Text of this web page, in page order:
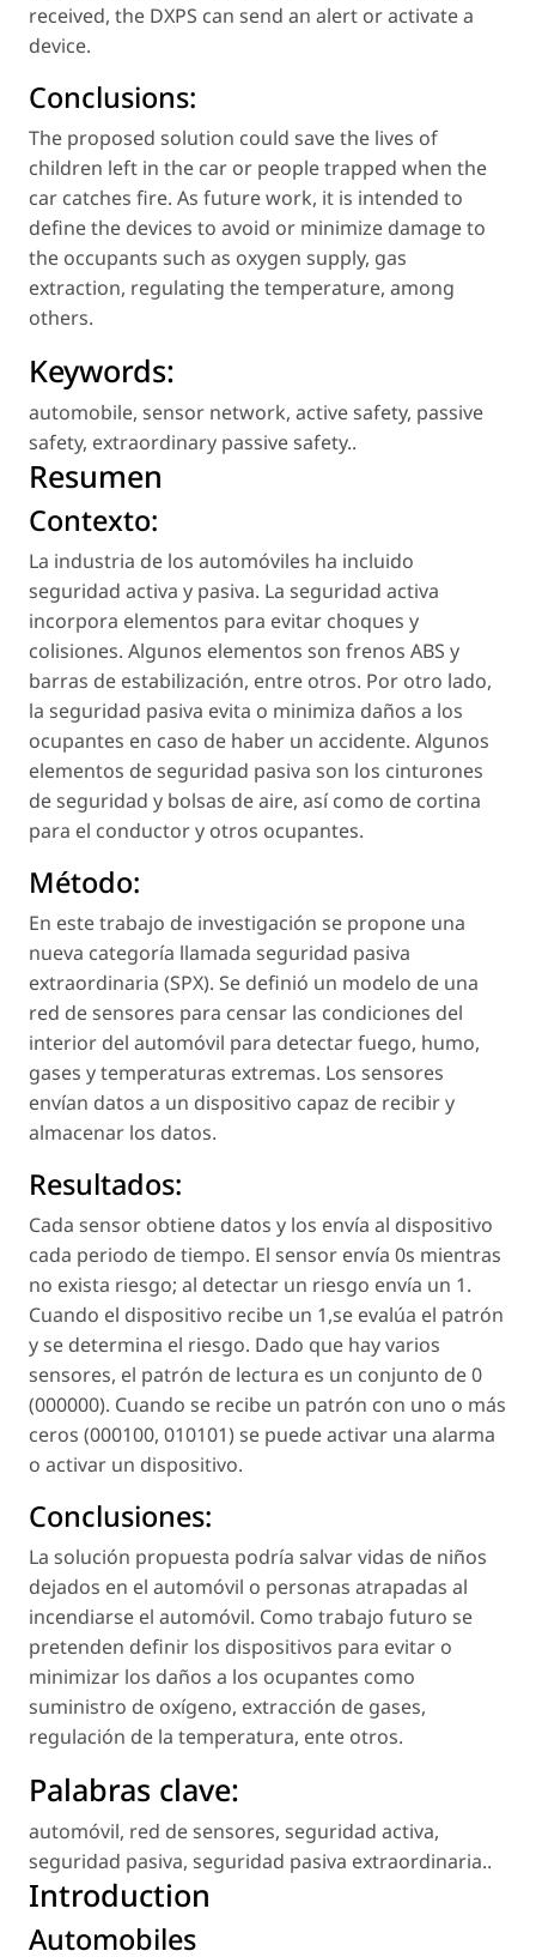
received, the DXPS can send an alert or activate a
device.
Conclusions:
The proposed solution could save the lives of
children left in the car or people trapped when the
car catches fire. As future work, it is intended to
define the devices to avoid or minimize damage to
the occupants such as oxygen supply, gas
extraction, regulating the temperature, among
others.
Keywords:
automobile, sensor network, active safety, passive
safety, extraordinary passive safety..
Resumen
Contexto:
La industria de los automóviles ha incluido
seguridad activa y pasiva. La seguridad activa
incorpora elementos para evitar choques y
colisiones. Algunos elementos son frenos ABS y
barras de estabilización, entre otros. Por otro lado,
la seguridad pasiva evita o minimiza daños a los
ocupantes en caso de haber un accidente. Algunos
elementos de seguridad pasiva son los cinturones
de seguridad y bolsas de aire, así como de cortina
para el conductor y otros ocupantes.
Método:
En este trabajo de investigación se propone una
nueva categoría llamada seguridad pasiva
extraordinaria (SPX). Se definió un modelo de una
red de sensores para censar las condiciones del
interior del automóvil para detectar fuego, humo,
gases y temperaturas extremas. Los sensores
envían datos a un dispositivo capaz de recibir y
almacenar los datos.
Resultados:
Cada sensor obtiene datos y los envía al dispositivo
cada periodo de tiempo. El sensor envía 0s mientras
no exista riesgo; al detectar un riesgo envía un 1.
Cuando el dispositivo recibe un 1,se evalúa el patrón
y se determina el riesgo. Dado que hay varios
sensores, el patrón de lectura es un conjunto de 0
(000000). Cuando se recibe un patrón con uno o más
ceros (000100, 010101) se puede activar una alarma
o activar un dispositivo.
Conclusiones:
La solución propuesta podría salvar vidas de niños
dejados en el automóvil o personas atrapadas al
incendiarse el automóvil. Como trabajo futuro se
pretenden definir los dispositivos para evitar o
minimizar los daños a los ocupantes como
suministro de oxígeno, extracción de gases,
regulación de la temperatura, ente otros.
Palabras clave:
automóvil, red de sensores, seguridad activa,
seguridad pasiva, seguridad pasiva extraordinaria..
Introduction
Automobiles